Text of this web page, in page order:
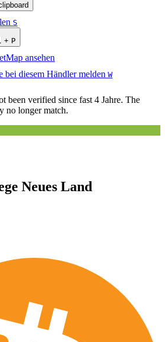
S
+ P
ansehen
bei diesem Händler melden W
been verified since fast 4 Jahre. The
no longer match.
Neues Land